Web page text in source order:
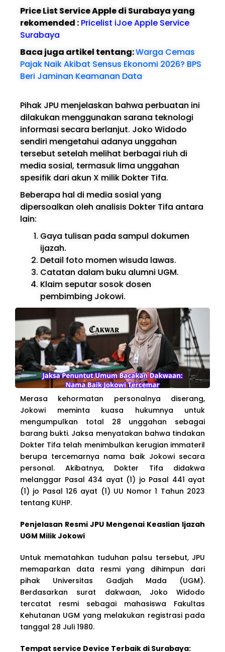
Price List Service Apple di Surabaya yang
rekomended : Pricelist iJoe Apple Service
Surabaya
Baca juga artikel tentang:Warga Cemas
Pajak Naik Akibat Sensus Ekonomi 2026? BPS
Beri Jaminan Keamanan Data
Pihak JPU menjelaskan bahwa perbuatan ini
dilakukan menggunakan sarana teknologi
informasi secara berlanjut. Joko Widodo
sendiri mengetahui adanya unggahan
tersebut setelah melihat berbagai riuh di
media sosial, termasuk lima unggahan
spesifik dari akun X milik Dokter Tifa.
Beberapa hal di media sosial yang
dipersoalkan oleh analisis Dokter Tifa antara
lain:
Gaya tulisan pada sampul dokumen
ijazah.
Detail foto momen wisuda lawas.
Catatan dalam buku alumni UGM.
Klaim seputar sosok dosen
pembimbing Jokowi.
Merasa kehormatan personalnya diserang,
Jokowi meminta kuasa hukumnya untuk
mengumpulkan total 28 unggahan sebagai
barang bukti. Jaksa menyatakan bahwa tindakan
Dokter Tifa telah menimbulkan kerugian immateril
berupa tercemarnya nama baik Jokowi secara
personal. Akibatnya, Dokter Tifa didakwa
melanggar Pasal 434 ayat (1) jo Pasal 441 ayat
(1) jo Pasal 126 ayat (1) UU Nomor 1 Tahun 2023
tentang KUHP.
Penjelasan Resmi JPU Mengenai Keaslian Ijazah
UGM Milik Jokowi
Untuk mematahkan tuduhan palsu tersebut, JPU
memaparkan data resmi yang dihimpun dari
pihak Universitas Gadjah Mada (UGM).
Berdasarkan surat dakwaan, Joko Widodo
tercatat resmi sebagai mahasiswa Fakultas
Kehutanan UGM yang melakukan registrasi pada
tanggal 28 Juli 1980.
Tempat service Device Terbaik di Surabaya: